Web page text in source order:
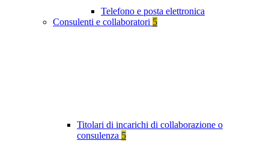
Telefono e posta elettronica
Consulenti e collaboratori 5
Titolari di incarichi di collaborazione o
consulenza 5